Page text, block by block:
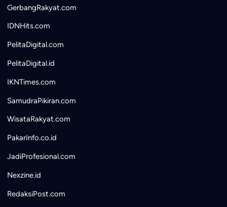
GerbangRakyat.com
IDNHits.com
PelitaDigital.com
PelitaDigital.id
IKNTimes.com
SamudraPikiran.com
WisataRakyat.com
PakarInfo.co.id
JadiProfesional.com
Nexzine.id
RedaksiPost.com